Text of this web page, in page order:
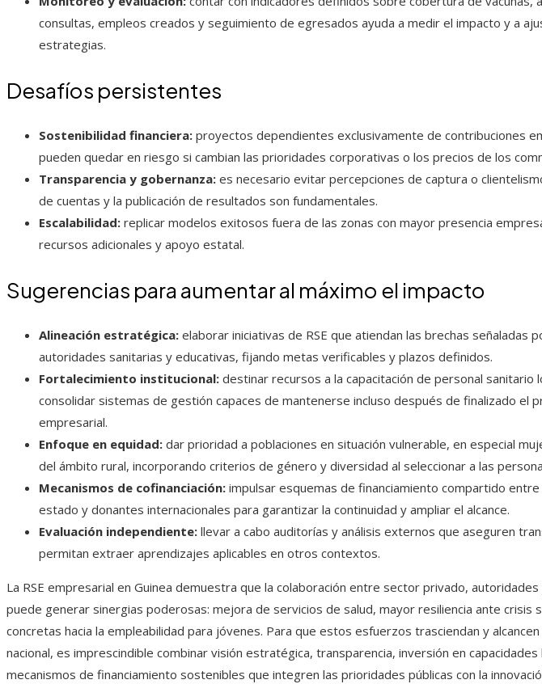
consultas, empleos creados y seguimiento de egresados ayuda a medir el impacto y a
estrategias.
Desafíos persistentes
Sostenibilidad financiera: proyectos dependientes exclusivamente de contribuciones
pueden quedar en riesgo si cambian las prioridades corporativas o los precios de los
Transparencia y gobernanza: es necesario evitar percepciones de captura o
de cuentas y la publicación de resultados son fundamentales.
Escalabilidad: replicar modelos exitosos fuera de las zonas con mayor presencia
recursos adicionales y apoyo estatal.
Sugerencias para aumentar al máximo el impacto
Alineación estratégica: elaborar iniciativas de RSE que atiendan las brechas señaladas
autoridades sanitarias y educativas, fijando metas verificables y plazos definidos.
Fortalecimiento institucional: destinar recursos a la capacitación de personal sanitario
consolidar sistemas de gestión capaces de mantenerse incluso después de finalizado el
empresarial.
Enfoque en equidad: dar prioridad a poblaciones en situación vulnerable, en especial
del ámbito rural, incorporando criterios de género y diversidad al seleccionar a las
Mecanismos de cofinanciación: impulsar esquemas de financiamiento compartido
estado y donantes internacionales para garantizar la continuidad y ampliar el alcance.
Evaluación independiente: llevar a cabo auditorías y análisis externos que aseguren
permitan extraer aprendizajes aplicables en otros contextos.
La RSE empresarial en Guinea demuestra que la colaboración entre sector privado,
puede generar sinergias poderosas: mejora de servicios de salud, mayor resiliencia ante crisis
concretas hacia la empleabilidad para jóvenes. Para que estos esfuerzos trasciendan y alcancen
nacional, es imprescindible combinar visión estratégica, transparencia, inversión en capacidades
mecanismos de financiamiento sostenibles que integren las prioridades públicas con la